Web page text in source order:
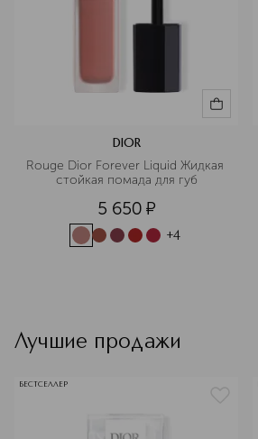
DIOR
Rouge Dior Forever Liquid Жидкая
стойкая помада для губ
5 650 ¤
+4
Лучшие продажи
БЕСТСЕЛЛЕР